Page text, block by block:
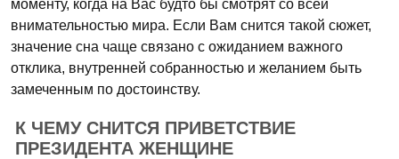
моменту, когда на Вас будто бы смотрят со всей
внимательностью мира. Если Вам снится такой сюжет,
значение сна чаще связано с ожиданием важного
отклика, внутренней собранностью и желанием быть
замеченным по достоинству.
К ЧЕМУ СНИТСЯ ПРИВЕТСТВИЕ
ПРЕЗИДЕНТА ЖЕНЩИНЕ